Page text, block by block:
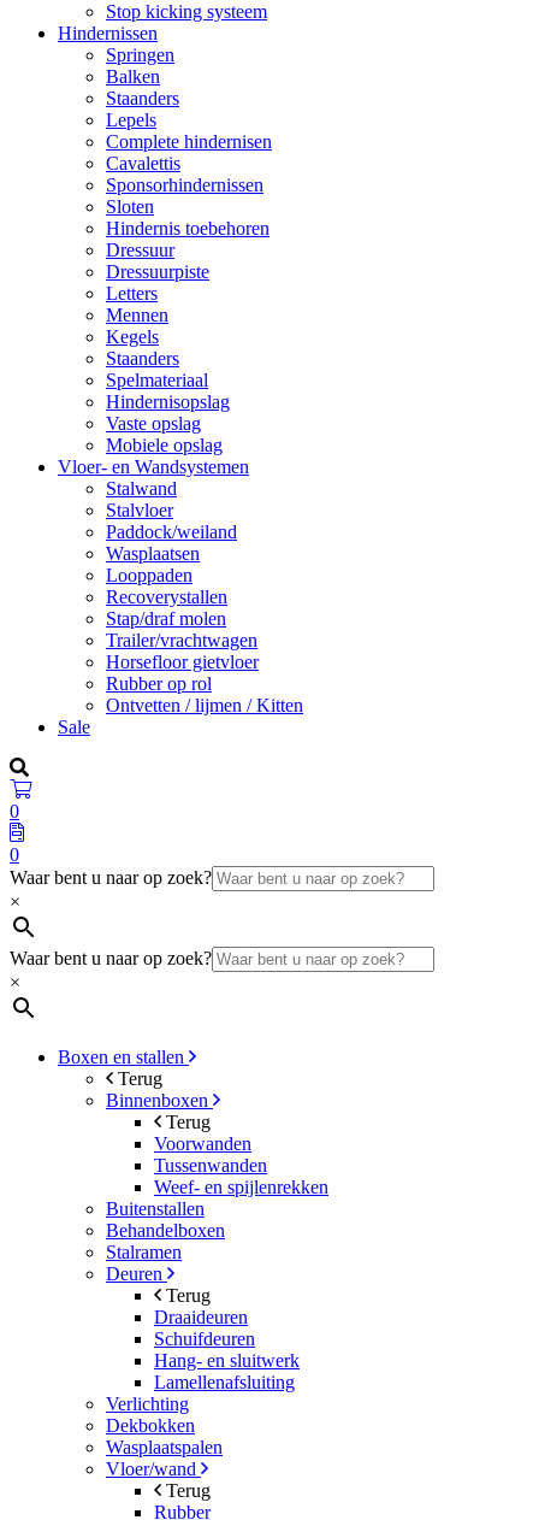
Stop kicking systeem
Hindernissen
Springen
Balken
Staanders
Lepels
Complete hindernisen
Cavalettis
Sponsorhindernissen
Sloten
Hindernis toebehoren
Dressuur
Dressuurpiste
Letters
Mennen
Kegels
Staanders
Spelmateriaal
Hindernisopslag
Vaste opslag
Mobiele opslag
Vloer- en Wandsystemen
Stalwand
Stalvloer
Paddock/weiland
Wasplaatsen
Looppaden
Recoverystallen
Stap/draf molen
Trailer/vrachtwagen
Horsefloor gietvloer
Rubber op rol
Ontvetten / lijmen / Kitten
Sale
0
0
Waar bent u naar op zoek?
×
Waar bent u naar op zoek?
×
Boxen en stallen
Terug
Binnenboxen
Terug
Voorwanden
Tussenwanden
Weef- en spijlenrekken
Buitenstallen
Behandelboxen
Stalramen
Deuren
Terug
Draaideuren
Schuifdeuren
Hang- en sluitwerk
Lamellenafsluiting
Verlichting
Dekbokken
Wasplaatspalen
Vloer/wand
Terug
Rubber